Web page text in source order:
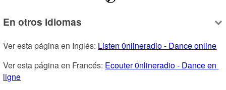
En otros idiomas
Ver esta página en Inglés: Listen 0nlineradio - Dance online
Ver esta página en Francés: Ecouter 0nlineradio - Dance en
ligne